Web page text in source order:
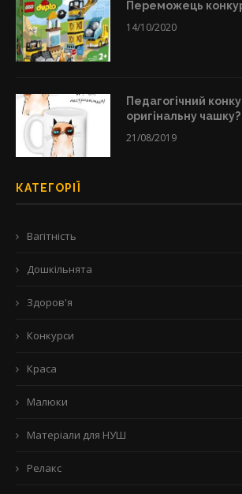
Переможець
14/10/2020
Педагогічний
оригінальну чашку?
21/08/2019
КАТЕГОРІЇ
Вагітність
Дошкільнята
Здоров'я
Конкурси
Краса
Малюки
Матеріали для НУШ
Релакс